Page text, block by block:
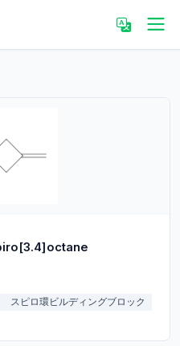
スピロ環ビルディングブロック